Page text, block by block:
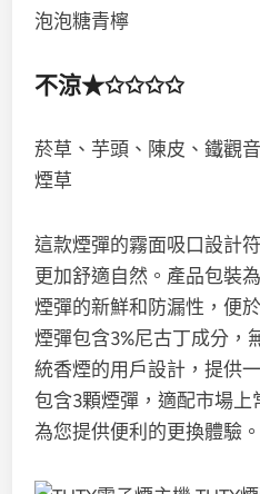
泡泡糖青檸
不涼★✩✩✩✩
菸草、芋頭、陳皮、鐵觀
煙草
這款煙彈的霧面吸口設計
更加舒適自然。產品包裝
煙彈的新鮮和防漏性，便
煙彈包含3%尼古丁成分，
統香煙的用戶設計，提供
包含3顆煙彈，適配市場上
為您提供便利的更換體驗。